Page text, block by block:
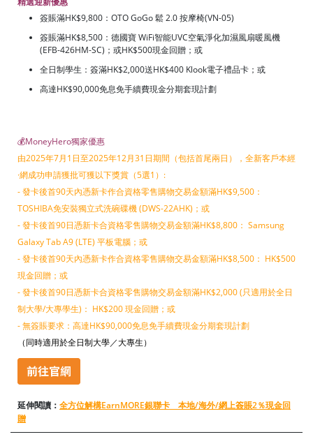
簽賬滿HK$9,800：OTO GoGo 鬆 2.0 按摩椅(VN-05)
簽賬滿HK$8,500：德國寶 WiFi智能UVC空氣淨化加濕風扇暖風機
(EFB-426HM-SC)；或HK$500現金回贈；或
全日制學生：簽滿HK$2,000送HK$400 Klook電子禮品卡；或
高達HK$90,000免息免手續費現金分期套現計劃
💰MoneyHero獨家優惠
由2025年7月1日至2025年12月31日期間（包括首尾兩日）， 全新客戶本經
·網成功申請獲批可獲以下獎賞（5選1）:
- 發卡後首90天內憑新卡作合資格零售購物交易金額滿HK$9,500：
TOSHIBA免安裝獨立式洗碗碟機 (DWS-22AHK)；或
- 發卡後首90日憑新卡合資格零售購物交易金額滿HK$8,800： Samsung
Galaxy Tab A9 (LTE) 平板電腦；或
- 發卡後首90天內憑新卡作合資格零售購物交易金額滿HK$8,500： HK$500
現金回贈；或
- 發卡後首90日憑新卡合資格零售購物交易金額滿HK$2,000 (只適用於全日
制大學/大專學生)： HK$200 現金回贈；或
- 無簽賬要求：高達HK$90,000免息免手續費現金分期套現計劃
（同時適用於全日制大學／大專生）
延伸閱讀： 全方位解構EarnMORE銀聯卡 本地/海外/網上簽賬2％現金回
贈